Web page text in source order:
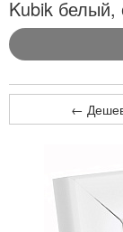
Kubik белый,
←